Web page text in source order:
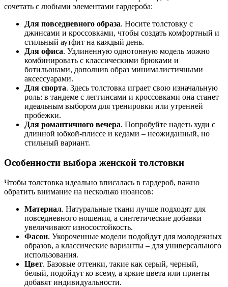
сочетать с любыми элементами гардероба:
Для повседневного образа. Носите толстовку с
джинсами и кроссовками, чтобы создать комфортный и
стильный аутфит на каждый день.
Для офиса. Удлиненную однотонную модель можно
комбинировать с классическими брюками и
ботильонами, дополнив образ минималистичными
аксессуарами.
Для спорта. Здесь толстовка играет свою изначальную
роль: в тандеме с леггинсами и кроссовками она станет
идеальным выбором для тренировки или утренней
пробежки.
Для романтичного вечера. Попробуйте надеть худи с
длинной юбкой-плиссе и кедами – неожиданный, но
стильный вариант.
Особенности выбора женской толстовки
Чтобы толстовка идеально вписалась в гардероб, важно
обратить внимание на несколько нюансов:
Материал. Натуральные ткани лучше подходят для
повседневного ношения, а синтетические добавки
увеличивают износостойкость.
Фасон. Укороченные модели подойдут для молодежных
образов, а классические варианты – для универсального
использования.
Цвет. Базовые оттенки, такие как серый, черный,
белый, подойдут ко всему, а яркие цвета или принты
добавят индивидуальности.